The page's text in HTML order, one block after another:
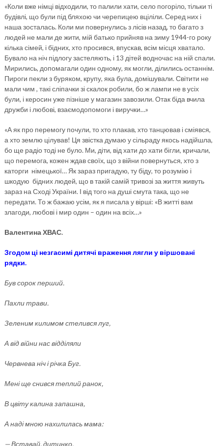
«Коли вже німці відходили, то палили хати, село погоріло, тільки ті
будівлі, що були під бляхою чи черепицею вціліли. Серед них і
наша зосталась. Коли ми повернулись з лісів назад, то багато з
людей не мали де жити, мій батько прийняв на зиму 1944-го року
кілька сімей, і бідних, хто просився, впускав, всім місця хватало.
Бувало на ніч підлогу застеляють, і 13 дітей водночас на ній спали.
Мирились, допомагали один одному, як могли, ділились останнім.
Пироги пекли з буряком, крупу, яка була, домішували. Світити не
мали чим , такі сліпачки зі скалок робили, бо ж лампи не в усіх
були, і керосин уже пізніше у магазин завозили. Отак біда вчила
дружби і любові, взаємодопомоги і виручки…»
«А як про перемогу почули, то хто плакав, хто танцював і сміявся,
а хто землю цілував! Ця звістка думаю у сільраду якось надійшла,
бо ще радіо тоді не було. Ми, діти, від хати до хати бігли, кричали,
що перемога, кожен ждав своїх, що з війни повернуться, хто з
каторги німецької… Як зараз пригадую, ту біду, то розумію і
шкодую бідних людей, що в такій самій тривозі за життя живуть
зараз на Сході України. І від того на душі смута така, що не
передати. То ж бажаю усім, як я писала у вірші: «В житті вам
злагоди, любові і мир один – один на всіх…»
Валентина ХВАС.
Згодом ці незгасимі дитячі враження лягли у віршовані
рядки.
Був сорок перший.
Пахли трави.
Зеленим килимом стелився луг,
А від війни нас відділяли
Червнева ніч і річка Буг.
Мені ще снився теплий ранок,
В цвіту калина запашна,
А наді мною нахилилась мама:
— Вставай, дитинко,